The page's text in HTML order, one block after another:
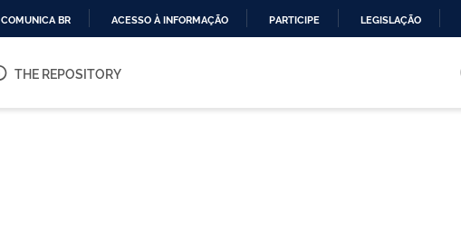
O
COMUNICA BR ACESSO À INFORMAÇÃO PARTICIPE LEGISLAÇÃO
THE REPOSITORY